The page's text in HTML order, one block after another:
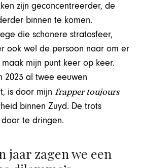
zijn geconcentreerder, de
binnen te komen.
die schonere stratosfeer,
ook wel de persoon naar om er
mijn punt keer op keer.
2023 al twee eeuwen
is door mijn frapper toujours
binnen Zuyd. De trots
te dringen.
jaar zagen we een